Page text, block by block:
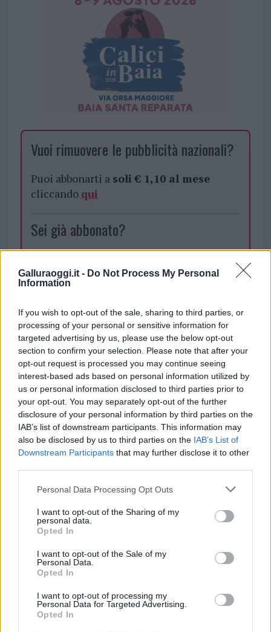
Galluraoggi.it - Do Not Process My Personal
Information
If you wish to opt-out of the sale, sharing to third parties, or
processing of your personal or sensitive information for
targeted advertising by us, please use the below opt-out
section to confirm your selection. Please note that after your
opt-out request is processed you may continue seeing
interest-based ads based on personal information utilized by
us or personal information disclosed to third parties prior to
your opt-out. You may separately opt-out of the further
disclosure of your personal information by third parties on the
IAB’s list of downstream participants. This information may
also be disclosed by us to third parties on the IAB’s List of
Downstream Participants that may further disclose it to other
Please note that this website/app uses one or more Google
not limited to your visit or usage behaviour. You may click to
grant or deny consent to Google and its third-party tags to
use your data for below specified purposes in below Google
consent section.
Personal Data Processing Opt Outs
I want to opt-out of the Sharing of my
personal data.
Opted In
I want to opt-out of the Sale of my
Personal Data.
Opted In
I want to opt-out of processing my
Personal Data for Targeted Advertising.
Opted In
Vuoi rimuovere le pubblicità nazionali?
Puoi abbonarti a soli € 1,10 al mese
cliccando qui
Sei già abbonato?
sezioneLogin dal menù del sito o
cliccando
TEMI: Comune Di Golfo Aranci
Inviaci le tue segnalazioni,
i tuoi video e le tue foto
Su WhatsApp al numero +39
345 356 7512
Notizie in tempo reale?
Entra nel canale telegram di
Ricevi le nostre ultime news
daGoogle News